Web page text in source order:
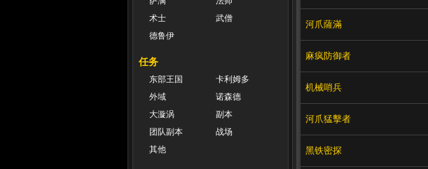
术士
武僧
德鲁伊
任务
东部王国
卡利姆多
外域
诺森德
大漩涡
副本
团队副本
战场
其他
河爪薩滿
麻疯防御者
机械哨兵
河爪猛擊者
黑铁密探